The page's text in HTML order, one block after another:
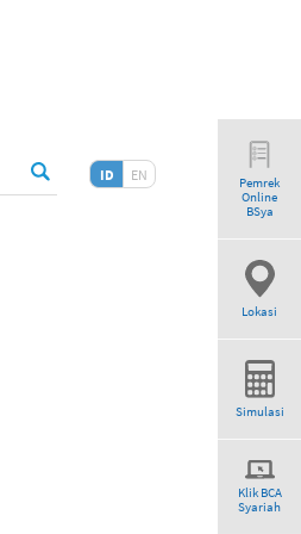
ID EN
Pemrek
Online
BSya
Lokasi
Simulasi
Klik BCA
Syariah